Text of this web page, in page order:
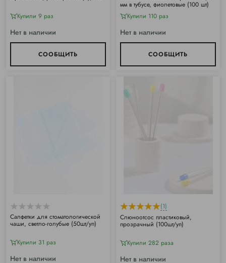
Купили 9 раз
Нет в наличии
СООБЩИТЬ
мм в тубусе, фиолетовые (100 шт)
Купили 110 раз
Нет в наличии
СООБЩИТЬ
Салфетки для стоматологической
чаши, светло-голубые (50шт/уп)
Купили 31 раз
Нет в наличии
(1)
Слюноотсос пластиковый,
прозрачный (100шт/уп)
Купили 282 раза
Нет в наличии